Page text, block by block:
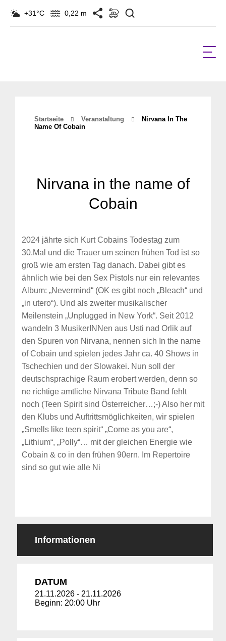
+31°C 0,22 m
Startseite Veranstaltung
Nirvana In The
Name Of Cobain
Nirvana in the name of
Cobain
2024 jährte sich Kurt Cobains Todestag zum
30.Mal und die Trauer um seinen frühen Tod ist so
groß wie am ersten Tag danach. Dabei gibt es
ähnlich wie bei den Sex Pistols nur ein relevantes
Album: „Nevermind“ (OK es gibt noch „Bleach“ und
„in utero“). Und als zweiter musikalischer
Meilenstein „Unplugged in New York“. Seit 2012
wandeln 3 MusikerINNen aus Usti nad Orlik auf
den Spuren von Nirvana, nennen sich In the name
of Cobain und spielen jedes Jahr ca. 40 Shows in
Tschechien und der Slowakei. Nun soll der
deutschsprachige Raum erobert werden, denn so
ne richtige amtliche Nirvana Tribute Band fehlt
noch (Teen Spirit sind Österreicher…;-) Also her mit
den Klubs und Auftrittsmöglichkeiten, wir spielen
„Smells like teen spirit“ „Come as you are“,
„Lithium“, „Polly“… mit der gleichen Energie wie
Cobain & co in den frühen 90ern. Im Repertoire
sind so gut wie alle Ni
Informationen
DATUM
21.11.2026 - 21.11.2026
Beginn: 20:00 Uhr